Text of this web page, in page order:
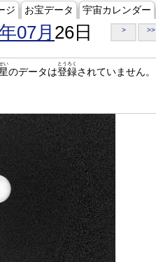
ジ お宝データ 宇宙カレンダー
07月 26日 > >>
い
のデータは登録
とうろく
されていません。